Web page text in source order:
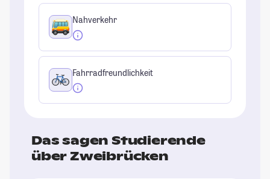
Nahverkehr
Fahrradfreundlichkeit
Das sagen Studierende
über Zweibrücken